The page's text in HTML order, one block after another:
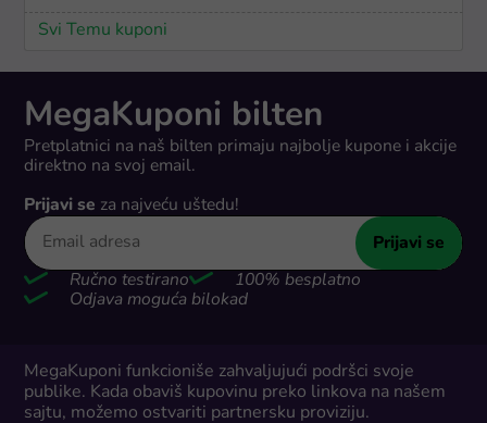
Svi Temu kuponi
MegaKuponi bilten
Pretplatnici na naš bilten primaju najbolje kupone i akcije
direktno na svoj email.
Prijavi se za najveću uštedu!
Prijavi se
Ručno testirano
100% besplatno
Odjava moguća bilokad
MegaKuponi funkcioniše zahvaljujući podršci svoje
publike. Kada obaviš kupovinu preko linkova na našem
sajtu, možemo ostvariti partnersku proviziju.